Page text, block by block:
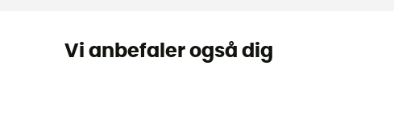
Vi anbefaler også dig